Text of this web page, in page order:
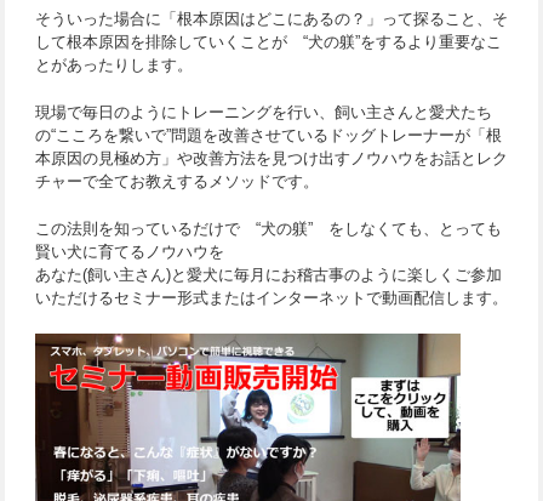
そういった場合に「根本原因はどこにあるの？」って探ること、そ
して根本原因を排除していくことが “犬の躾”をするより重要なこ
とがあったりします。
現場で毎日のようにトレーニングを行い、飼い主さんと愛犬たち
の“こころを繋いで”問題を改善させているドッグトレーナーが「根
本原因の見極め方」や改善方法を見つけ出すノウハウをお話とレク
チャーで全てお教えするメソッドです。
この法則を知っているだけで “犬の躾” をしなくても、とっても
賢い犬に育てるノウハウを
あなた(飼い主さん)と愛犬に毎月にお稽古事のように楽しくご参加
いただけるセミナー形式またはインターネットで動画配信します。